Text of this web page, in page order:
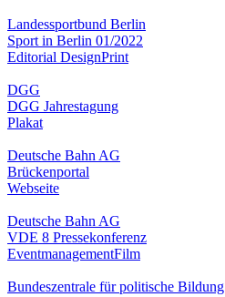
Landessportbund Berlin
Sport in Berlin 01/2022
Editorial DesignPrint
DGG
DGG Jahrestagung
Plakat
Deutsche Bahn AG
Brückenportal
Webseite
Deutsche Bahn AG
VDE 8 Pressekonferenz
EventmanagementFilm
Bundeszentrale für politische Bildung